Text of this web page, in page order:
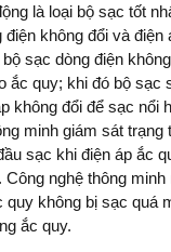
là loại bộ sạc tốt
điện không đổi và điện
sạc dòng điện
ắc quy; khi đó bộ sạc
không đổi để sạc nổi
minh giám sát trạng
sạc khi điện áp ắc
Công nghệ thông
quy không bị sạc quá
ắc quy.